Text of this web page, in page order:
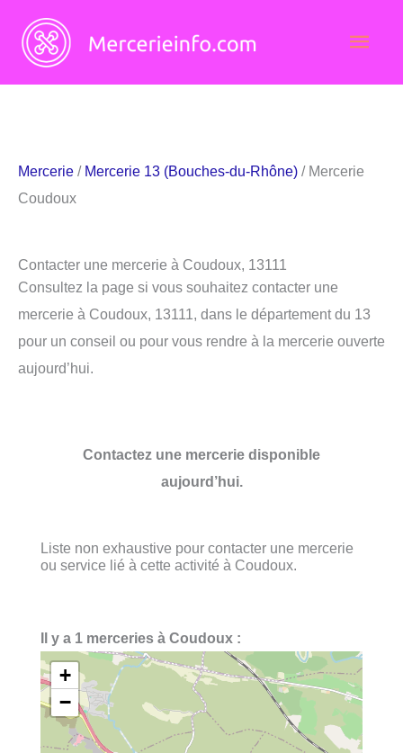
contenu
Mercerie / Mercerie 13 (Bouches-du-Rhône) / Mercerie
Coudoux
Contacter une mercerie à Coudoux, 13111
Consultez la page si vous souhaitez contacter une
mercerie à Coudoux, 13111, dans le département du 13
pour un conseil ou pour vous rendre à la mercerie ouverte
aujourd’hui.
Contactez une mercerie disponible
aujourd’hui.
Liste non exhaustive pour contacter une mercerie
ou service lié à cette activité à Coudoux.
Il y a 1 merceries à Coudoux :
+
−